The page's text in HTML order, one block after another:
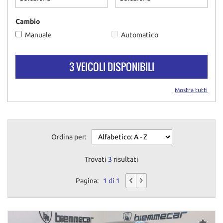
Cambio
Manuale
Automatico
3 VEICOLI DISPONIBILI
Mostra tutti
Ordina per:
Trovati 3 risultati
Pagina: 1 di 1
questi
strumenti
di
tracciamento
cookie
e